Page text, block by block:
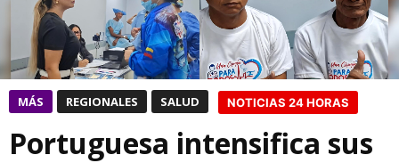
MÁS REGIONALES SALUD NOTICIAS 24 HORAS
Portuguesa intensifica sus